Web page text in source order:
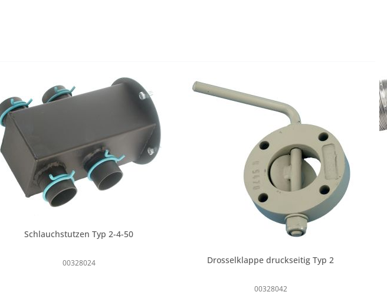
Schlauchstutzen Typ 2-4-50
00328024 Drosselklappe druckseitig Typ 2
00328042